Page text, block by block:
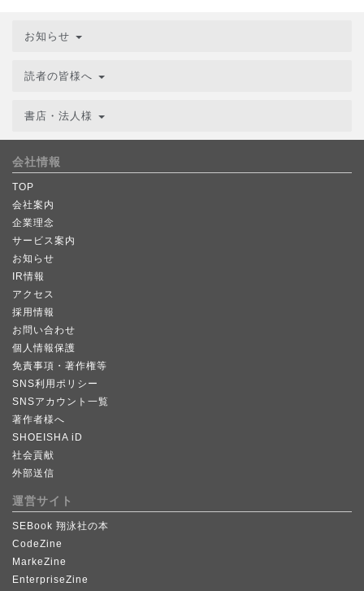
お知らせ
読者の皆様へ
書店・法人様
会社情報
TOP
会社案内
企業理念
サービス案内
お知らせ
IR情報
アクセス
採用情報
お問い合わせ
個人情報保護
免責事項・著作権等
SNS利用ポリシー
SNSアカウント一覧
著作者様へ
SHOEISHA iD
社会貢献
外部送信
運営サイト
SEBook 翔泳社の本
CodeZine
MarkeZine
EnterpriseZine